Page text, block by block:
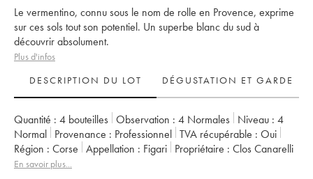
Le vermentino, connu sous le nom de rolle en Provence, exprime
sur ces sols tout son potentiel. Un superbe blanc du sud à
découvrir absolument.
Plus d'infos
DESCRIPTION DU LOT
DÉGUSTATION ET GARDE
Quantité : 4 bouteilles Observation : 4 Normales Niveau : 4
Normal
Provenance : professionnel TVA récupérable :
oui
Région :
Corse Appellation : Figari Propriétaire : Clos Canarelli
En savoir plus...